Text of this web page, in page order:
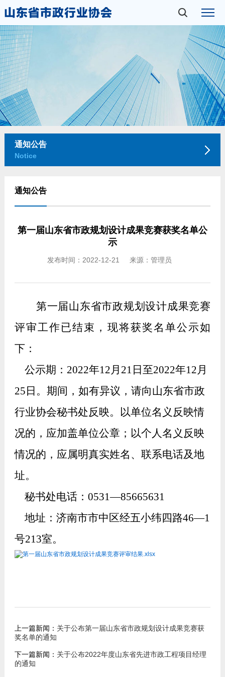
通知公告
Notice
通知公告
第一届山东省市政规划设计成果竞赛获奖名单公
示
发布时间：2022-12-21 来源：管理员
第一届山东省市政规划设计成果竞赛
评审工作已结束， 现将获奖名单公示如
下：
公示期： 2022年12月 21 日至2022年12月
25 日。期间，如有异议，请向山东省市政
行业协会秘书处反映。
以单位名义反映情
况的，应加盖单位公章；以个人名义反映
情况的，应属明真实姓名、联系电话及地
址。
秘书处电话： 0531—85665631
地址：济南市市中区经五小纬四路46—1
号213室。
第一届山东省市政规划设计成果竞赛评审结果.xlsx
上一篇新闻： 关于公布第一届山东省市政规划设计成果竞赛获
奖名单的通知
下一篇新闻： 关于公布2022年度山东省先进市政工程项目经理
的通知